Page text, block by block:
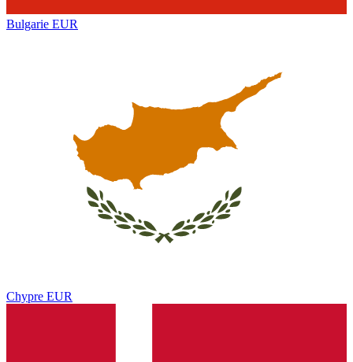
Bulgarie EUR
Chypre EUR